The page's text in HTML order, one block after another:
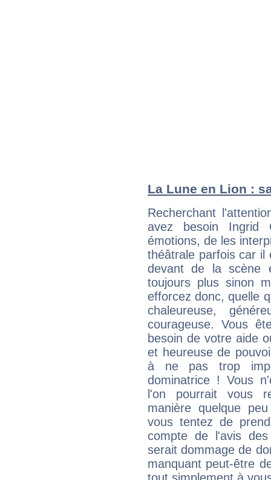
La Lune en Lion :
Recherchant
avez besoin Ingrid
émotions, de les
théâtrale parfois car il
devant de la scène
toujours plus sinon
efforcez donc, quelle
chaleureuse,
courageuse. Vous
besoin de votre aide
et heureuse de
à ne pas trop
dominatrice ! Vous
l'on pourrait vous
manière quelque
vous tentez de
compte de l'avis
serait dommage de
manquant peut-être